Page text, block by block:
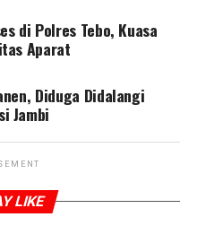
di Polres Tebo, Kuasa
Aparat
Diduga Didalangi
Jambi
LIKE